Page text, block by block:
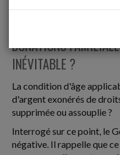
Fiscal TPE
DONATIONS
INÉVITABLE ?
La condition d'âge
d'argent exonérés de
supprimée ou assouplie ?
Interrogé sur ce point, le
négative. Il rappelle que